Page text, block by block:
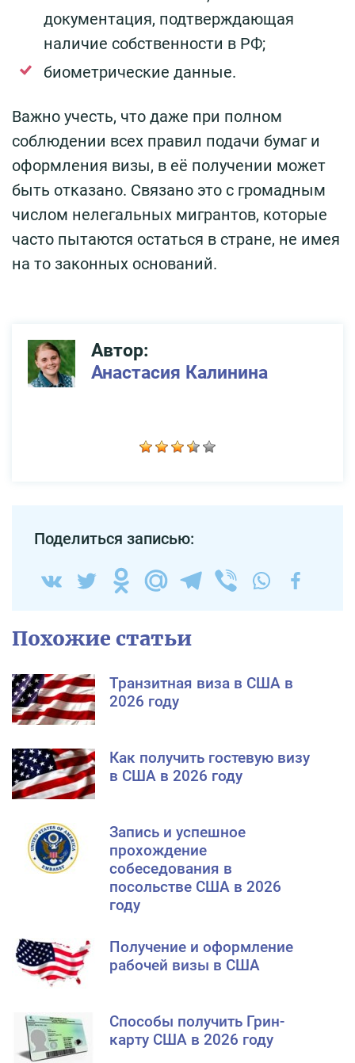
документация, подтверждающая
наличие собственности в РФ;
биометрические данные.
Важно учесть, что даже при полном
соблюдении всех правил подачи бумаг и
оформления визы, в её получении может
быть отказано. Связано это с громадным
числом нелегальных мигрантов, которые
часто пытаются остаться в стране, не имея
на то законных оснований.
Автор:
Анастасия Калинина
Поделиться записью:
Похожие статьи
Транзитная виза в США в
2026 году
Как получить гостевую визу
в США в 2026 году
Запись и успешное
прохождение
собеседования в
посольстве США в 2026
году
Получение и оформление
рабочей визы в США
Способы получить Грин-
карту США в 2026 году